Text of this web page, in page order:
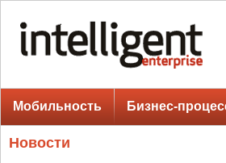
Мобильность Бизнес-
Новости